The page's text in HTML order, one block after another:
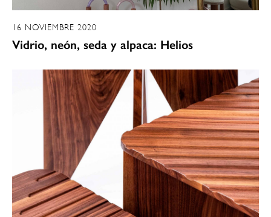
16 NOVIEMBRE 2020
Vidrio, neón, seda y alpaca: Helios